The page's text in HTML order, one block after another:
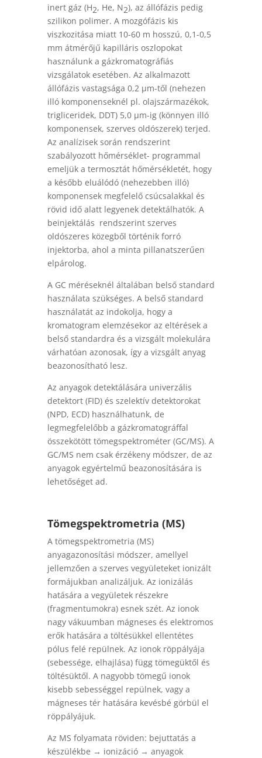
inert gáz (H2, He, N2), az állófázis pedig
szilikon polimer. A mozgófázis kis
viszkozitása miatt 10-60 m hosszú, 0,1-0,5
mm átmérőjű kapilláris oszlopokat
használunk a gázkromatográfiás
vizsgálatok esetében. Az alkalmazott
állófázis vastagsága 0,2 µm-től (nehezen
illó komponenseknél pl. olajszármazékok,
trigliceridek, DDT) 5,0 µm-ig (könnyen illó
komponensek, szerves oldószerek) terjed.
Az analízisek során rendszerint
szabályozott hőmérséklet- programmal
emeljük a termosztát hőmérsékletét, hogy
a később eluálódó (nehezebben illó)
komponensek megfelelő csúcsalakkal és
rövid idő alatt legyenek detektálhatók. A
beinjektálás rendszerint szerves
oldószeres közegből történik forró
injektorba, ahol a minta pillanatszerűen
elpárolog.
A GC méréseknél általában belső standard
használata szükséges. A belső standard
használatát az indokolja, hogy a
kromatogram elemzésekor az eltérések a
belső standardra és a vizsgált molekulára
várhatóan azonosak, így a vizsgált anyag
beazonosítható lesz.
Az anyagok detektálására univerzális
detektort (FID) és szelektív detektorokat
(NPD, ECD) használhatunk, de
legmegfelelőbb a gázkromatográffal
összekötött tömegspektrométer (GC/MS). A
GC/MS nem csak érzékeny módszer, de az
anyagok egyértelmű beazonosítására is
lehetőséget ad.
Tömegspektrometria (MS)
A tömegspektrometria (MS)
anyagazonosítási módszer, amellyel
jellemzően a szerves vegyületeket ionizált
formájukban analizáljuk. Az ionizálás
hatására a vegyületek részekre
(fragmentumokra) esnek szét. Az ionok
nagy vákuumban mágneses és elektromos
erők hatására a töltésükkel ellentétes
pólus felé repülnek. Az ionok röppályája
(sebessége, elhajlása) függ tömegüktől és
töltésüktől. A nagyobb tömegű ionok
kisebb sebességgel repülnek, vagy a
mágneses tér hatására kevésbé görbül el
röppályájuk.
Az MS folyamata röviden: bejuttatás a
készülékbe → ionizáció → anyagok